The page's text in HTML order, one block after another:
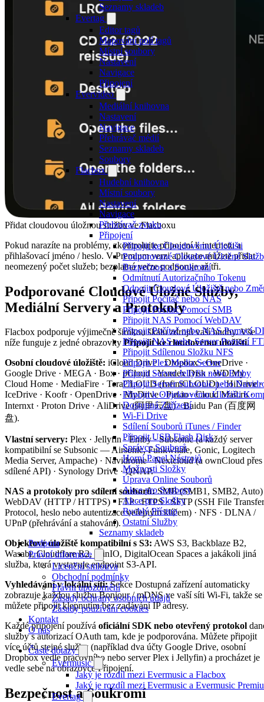
Seznamy skladeb
Evertag
Editor tagů
Mapování polí tagů
Místní soubory
Nastavení
Navigace
Připojení
Evervideo
Mediální knihovna
Nastavení
Navigace
Přehrávač médií
Seznamy skladeb
Soubory
Flacbox
Hudební knihovna
Místní soubory
Nastavení
Navigace
Přehrávač zvuku
Připojení
Připojit ke Cloudovému Úložišti
Podporované Cloudové Úložné
Bezpečnost a Soukromí
Odmítnutí Autorizačního Tokenu
Odpojit Cloudové Úložiště nebo
Připojit Počítač nebo NAS
Připojit Počítač Pomocí SMB
Připojit NAS Pomocí WebDAV
Připojit Počítač nebo NAS Pomocí
Připojit NAS nebo Server Pomocí
Připojit Sdílenou Složku NFS
Připojit Plex Media Server
Připojit Server Jellyfin nebo Emby
Připojit Server Subsonic nebo
Připojit k Objektovému Úložišti
Dostupná Zařízení
Wi-Fi Drive
Sdílení Souborů iTunes / Finder
Připojit USB Flash Disk
Správce Souborů
Horní Panel Nástrojů
Možnosti Složky
Úprava Online Souborů
Akce pro Soubory
Akce pro Složky
Rychlý Přístup
Ostatní Služby
Seznamy skladeb
Podpora
Právní informace
Licenční smlouva
Obchodní podmínky
Právní upozornění
Zásady ochrany osobních údajů
Zásady používání cookies
Kontakt
O nás
Časté dotazy
Evermusic
Jaký je rozdíl mezi Evermusic a Flacbox
Jaký je rozdíl mezi Evermusic a Evermusic
Evertag
Přidat cloudovou úložnou službu ve Flacboxu
Pokud narazíte na problémy, zkontrolujte připojení k internetu a
přihlašovací jméno / heslo. V Premium verzi aplikace můžete přidat
neomezený počet služeb; bezplatná verze podporuje až tři.
Podporované Cloudové Úložné Služby,
Mediální Servery a Protokoly
Flacbox podporuje výjimečně širokou škálu zdrojů vaší hudby. Vše
níže funguje z jedné obrazovkyPřipojit ke cloudovému úložišti.
Osobní cloudové úložiště: iCloud Drive · Dropbox · OneDrive ·
Google Drive · MEGA · Box · pCloud · Yandex Disk · WD My
Cloud Home · MediaFire · TeraCLOUD (InfiniCLOUD) · HiDrive ·
IceDrive · Koofr · OpenDrive · MyDrive · Put.io · Cloud Mail.ru ·
Internxt · Proton Drive · AliDrive (阿里云盘) · Baidu Pan (百度网
盘).
Vlastní servery: Plex · Jellyfin · Emby · Subsonic (a každý server
kompatibilní se Subsonic — Airsonic, Funkwhale, Gonic, Logitech
Media Server, Ampache) · Navidrome · Nextcloud (a ownCloud přes
sdílené API) · Synology Drive · QNAP.
NAS a protokoly pro sdílení souborů:SMB (SMB1, SMB2, Auto)
WebDAV (HTTP / HTTPS) · FTP · FTPS · SFTP (SSH File Transfer
Protocol, heslo nebo autentizace veřejným klíčem) · NFS · DLNA /
UPnP (přehrávání a stahování).
Objektové úložiště kompatibilní s S3: AWS S3, Backblaze B2,
Wasabi, Cloudflare R2, MinIO, DigitalOcean Spaces a jakákoli jiná
služba, která vystavuje endpoint S3-API.
Vyhledávání v lokální síti:Sekce Dostupná zařízení automaticky
zobrazuje každou službu Bonjour / mDNS ve vaší síti Wi-Fi, takže se
můžete připojit klepnutím bez zadávání IP adresy.
Každé připojení používá oficiální SDK nebo otevřený protokol
služby s autorizací OAuth tam, kde je podporována. Můžete připojit
více účtů stejné služby (například dva účty Google Drive, osobní
Dropbox vedle pracovního nebo server Plex i Jellyfin) a procházet je
vedle sebe na obrazovce Připojení.
Bezpečnost a Soukromí